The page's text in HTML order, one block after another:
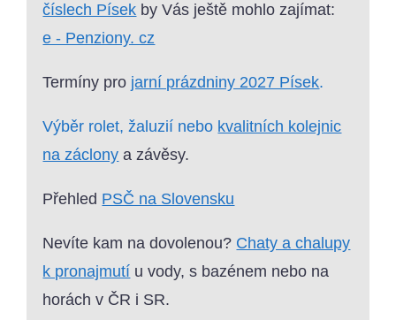
číslech Písek by Vás ještě mohlo zajímat:
e - Penziony. cz
Termíny pro jarní prázdniny 2027 Písek.
Výběr rolet, žaluzií nebo kvalitních kolejnic
na záclony a závěsy.
Přehled PSČ na Slovensku
Nevíte kam na dovolenou? Chaty a chalupy
k pronajmutí u vody, s bazénem nebo na
horách v ČR i SR.